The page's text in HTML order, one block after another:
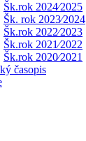
Šk.rok 2024⁄2025
Šk. rok 2023⁄2024
Šk.rok 2022⁄2023
Šk.rok 2021⁄2022
Šk.rok 2020⁄2021
časopis